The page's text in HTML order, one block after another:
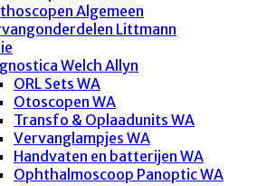
Algemeen
Littmann
Welch Allyn
ORL Sets WA
Otoscopen WA
Transfo & Oplaadunits WA
Vervanglampjes WA
Handvaten en batterijen WA
Ophthalmoscoop Panoptic WA